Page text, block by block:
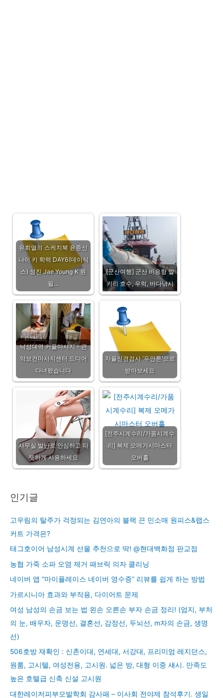
유희열의 스케치북 윤종신
나이 키 학력 DAY6(데이식
스) 성진 Jae Young K 원
필…
[군산여행] 군산 비응항 발
키리 호수, 우럭, 바다낚시
낙성대역 커플마사지 - 관
악보건마사지센터 드디어
다녀왔습니다
자율신경검사 '두안톤'으로
받아보세요
사무실 발난로 안심하고 따
뜻하게 사용하세요
[전주시계수리/가품시계수
리] 복제 오메가시마스터
오버홀
인기글
고우림의 탈주가 걱정되는 김연아의 블랙 끈 민소매 원피스&랩스
커트 가격은?
태그호이어 남성시계 선물 추천으로 딱! @현대백화점 판교점
농협 가죽 소파 오염 제거 패브릭 의자 클리닝
네이버 앱 “마이플레이스 네이버 영수증” 리뷰를 쉽게 하는 방법
가르시니아 효과와 부작용, 다이어트 문제
여성 남성의 손금 보는 법 왼손 오른손 부자 손금 정리! (엄지, 부처
의 눈, 배우자, 운명선, 결혼선, 감정선, 두뇌선, m자의 손금, 생명
선)
506호방 재확인 : 신촌이대, 연세대, 서강대, 프리미엄 레지던스,
원룸, 고시텔, 여성전용, 고시원. 넓은 방, 대형 이중 섀시. 만족도
높은 호텔급 신축 신설 고시원
대한레이저피부모발학회 감사패 – 이사회 전야제 참석후기. 생일